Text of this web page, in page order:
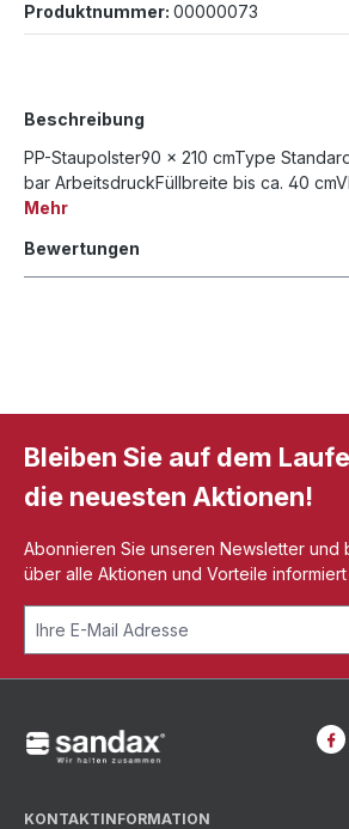
Produktnummer: 00000073
Beschreibung
PP-Staupolster90 x 210 cmType
bar ArbeitsdruckFüllbreite bis ca. 40
Mehr
Bewertungen
Bleiben Sie auf dem
die neuesten Aktionen!
Abonnieren Sie unseren Newsletter und
über alle Aktionen und Vorteile informiert
KONTAKTINFORMATION